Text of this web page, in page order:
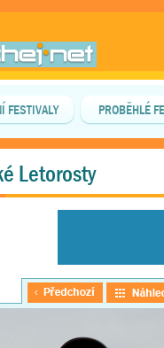
FESTIVALY PROBĚHLÉ
Letorosty